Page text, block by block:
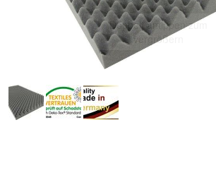
Doppelt antippen zum
vergrößern